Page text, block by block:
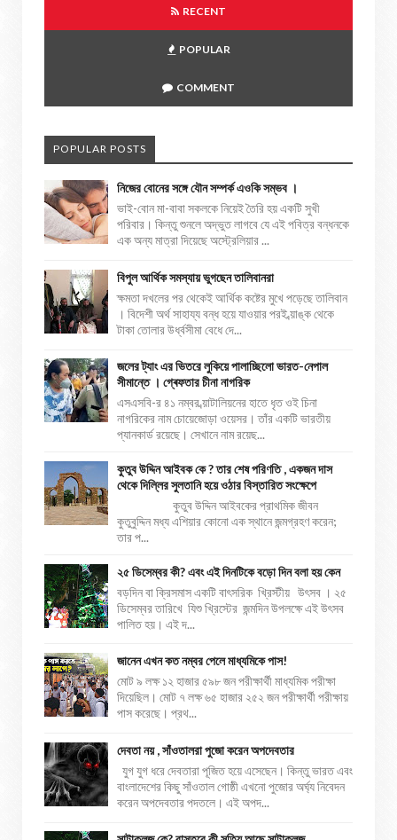
RECENT
POPULAR
COMMENT
POPULAR POSTS
নিজের বোনের সঙ্গে যৌন সম্পর্ক এওকি সম্ভব ।
ভাই-বোন মা-বাবা সকলকে নিয়েই তৈরি হয় একটি সুখী
পরিবার। কিন্তু শুনলে অদ্ভুত লাগবে যে এই পবিত্র বন্ধনকে
এক অন্য মাত্রা দিয়েছে অস্ট্রেলিয়ার ...
বিপুল আর্থিক সমস্যায় ভুগছেন তালিবানরা
ক্ষমতা দখলের পর থেকেই আর্থিক কষ্টের মুখে পড়েছে তালিবান
। বিদেশী অর্থ সাহায্য বন্ধ হয়ে যাওয়ার পরই ব্য়াঙ্ক থেকে
টাকা তোলার উর্ধ্বসীমা বেধে দে...
জলের ট্যাং এর ভিতরে লুকিয়ে পালাচ্ছিলো ভারত-নেপাল
সীমান্তে । গ্ৰেফতার চীনা নাগরিক
এসএসবি-র ৪১ নম্বর ব্য়াটালিয়নের হাতে ধৃত ওই চিনা
নাগরিকের নাম চোয়েজোড়া ওয়েসর। তাঁর একটি ভারতীয়
প্যানকার্ড রয়েছে। সেখানে নাম রয়েছ...
কুতুব উদ্দিন আইবক কে ? তার শেষ পরিণতি , একজন দাস
থেকে দিল্লির সুলতানি হয়ে ওঠার বিস্তারিত সংক্ষেপে
কুতুব উদ্দিন আইবকের প্রাথমিক জীবন
কুতুবুদ্দিন মধ্য এশিয়ার কোনো এক স্থানে জন্মগ্রহণ করেন;
তার প...
২৫ ডিসেম্বর কী? এবং এই দিনটিকে বড়ো দিন বলা হয় কেন
বড়দিন বা ক্রিসমাস একটি বাৎসরিক খ্রিস্টীয় উৎসব । ২৫
ডিসেম্বর তারিখে যিশু খ্রিস্টের জন্মদিন উপলক্ষে এই উৎসব
পালিত হয়। এই দ...
জানেন এখন কত নম্বর পেলে মাধ্যমিকে পাস!
মোট ৯ লক্ষ ১২ হাজার ৫৯৮ জন পরীক্ষার্থী মাধ্যমিক পরীক্ষা
দিয়েছিল। মোট ৭ লক্ষ ৬৫ হাজার ২৫২ জন পরীক্ষার্থী পরীক্ষায়
পাস করেছে। প্রথ...
দেবতা নয় , সাঁওতালরা পুজো করেন অপদেবতার
যুগ যুগ ধরে দেবতারা পূজিত হয়ে এসেছেন। কিন্তু ভারত এবং
বাংলাদেশের কিছু সাঁওতাল গোষ্ঠী এখনো পুজোর অর্ঘ্য নিবেদন
করেন অপদেবতার পদতলে। এই অপদ...